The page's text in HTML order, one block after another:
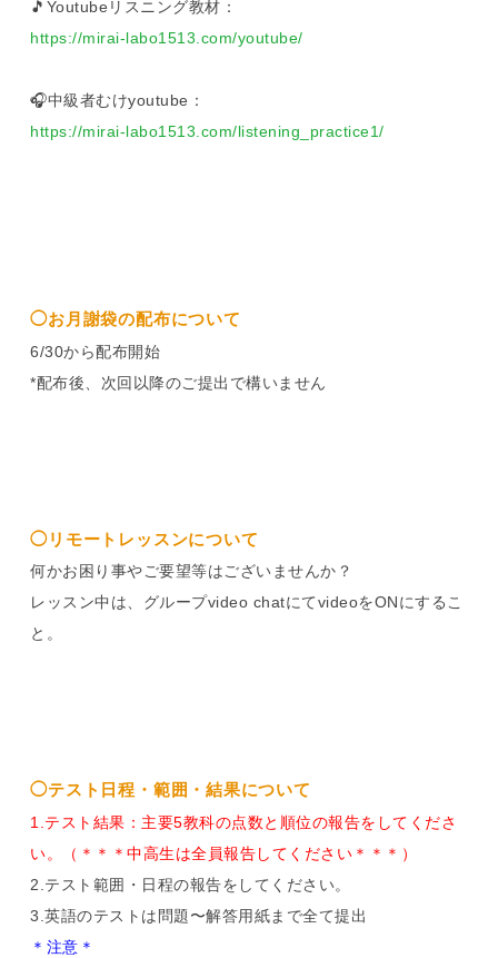
🎵Youtubeリスニング教材：
https://mirai-labo1513.com/youtube/
🎧中級者むけyoutube：
https://mirai-labo1513.com/listening_practice1/
◯お月謝袋の配布について
6/30から配布開始
*配布後、次回以降のご提出で構いません
◯リモートレッスンについて
何かお困り事やご要望等はございませんか？
レッスン中は、グループvideo chatにてvideoをONにするこ
と。
◯テスト日程・範囲・結果について
1.テスト結果：主要5教科の点数と順位の報告をしてくださ
い。（＊＊＊中高生は全員報告してください＊＊＊）
2.テスト範囲・日程の報告をしてください。
3.英語のテストは問題〜解答用紙まで全て提出
＊注意＊